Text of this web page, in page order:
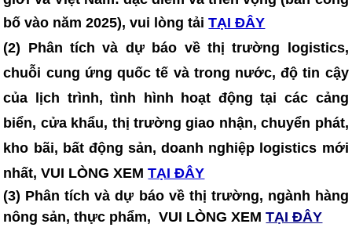
bố vào năm 2025), vui lòng tảiTẠI ĐÂY
(2) Phân tích và dự báo về thị trường logistics,
chuỗi cung ứng quốc tế và trong nước, độ tin cậy
của lịch trình, tình hình hoạt động tại các cảng
biển, cửa khẩu, thị trường giao nhận, chuyển phát,
kho bãi, bất động sản, doanh nghiệp logistics mới
nhất, VUI LÒNG XEM TẠI ĐÂY
(3) Phân tích và dự báo về thị trường, ngành hàng
nông sản, thực phẩm, VUI LÒNG XEMTẠI ĐÂY